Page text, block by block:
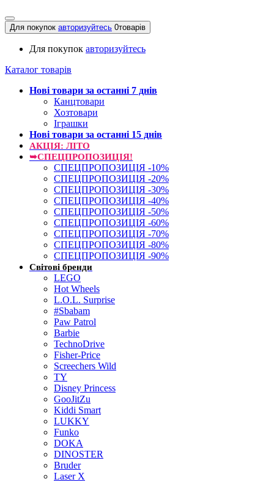
Для покупок авторизуйтесь 0товарів
Для покупок авторизуйтесь
Каталог товарів
Нові товари за останнi 7 днiв
Канцтовари
Хозтовари
Іграшки
Нові товари за останнi 15 днiв
АКЦІЯ: ЛІТО
➥СПЕЦПРОПОЗИЦІЯ!
СПЕЦПРОПОЗИЦІЯ -10%
СПЕЦПРОПОЗИЦІЯ -20%
СПЕЦПРОПОЗИЦІЯ -30%
СПЕЦПРОПОЗИЦІЯ -40%
СПЕЦПРОПОЗИЦІЯ -50%
СПЕЦПРОПОЗИЦІЯ -60%
СПЕЦПРОПОЗИЦІЯ -70%
СПЕЦПРОПОЗИЦІЯ -80%
СПЕЦПРОПОЗИЦІЯ -90%
Світові бренди
LEGO
Hot Wheels
L.O.L. Surprise
#Sbabam
Paw Patrol
Barbie
TechnoDrive
Fisher-Price
Screechers Wild
TY
Disney Princess
GooJitZu
Kiddi Smart
LUKKY
Funko
DOKA
DINOSTER
Bruder
Laser X